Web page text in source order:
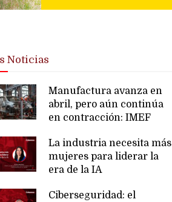
Noticias
Manufactura avanza en
abril, pero aún continúa
en contracción: IMEF
La industria necesita más
mujeres para liderar la
era de la IA
Ciberseguridad: el